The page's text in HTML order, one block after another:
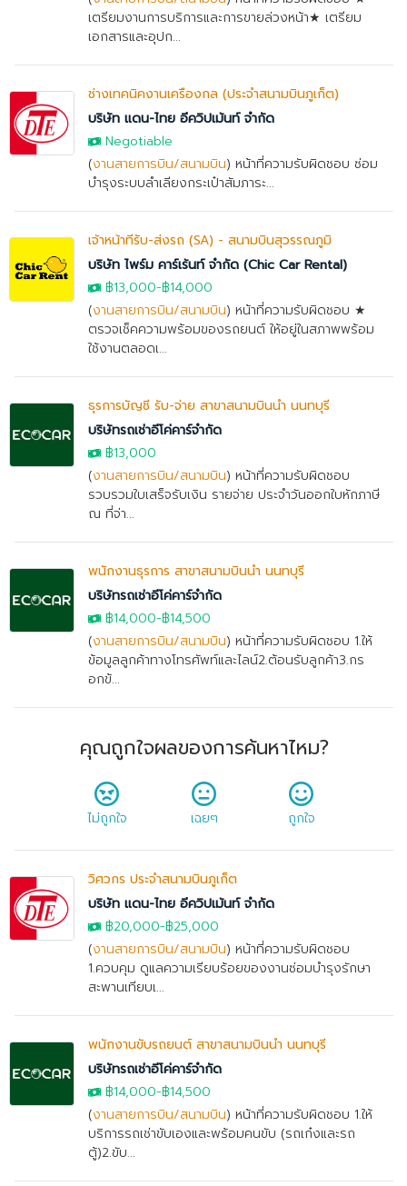
เตรียมงานการบริการและการขายล่วงหน้า★ เตรียม
เอกสารและอุปก...
ช่างเทคนิคงานเครื่องกล (ประจำสนามบินภูเก็ต)
บริษัท แดน-ไทย อีควิปเม้นท์ จำกัด
Negotiable
(งานสายการบิน/สนามบิน) หน้าที่ความรับผิดชอบ ซ่อม
บำรุงระบบลำเลียงกระเป๋าสัมภาระ...
เจ้าหน้าที่รับ-ส่งรถ (SA) - สนามบินสุวรรณภูมิ
บริษัท ไพร์ม คาร์เร้นท์ จำกัด (Chic Car Rental)
฿13,000-฿14,000
(งานสายการบิน/สนามบิน) หน้าที่ความรับผิดชอบ ★
ตรวจเช็คความพร้อมของรถยนต์ ให้อยู่ในสภาพพร้อม
ใช้งานตลอดเ...
ธุรการบัญชี รับ-จ่าย สาขาสนามบินน้ำ นนทบุรี
บริษัทรถเช่าอีโค่คาร์จำกัด
฿13,000
(งานสายการบิน/สนามบิน) หน้าที่ความรับผิดชอบ
รวบรวมใบเสร็จรับเงิน รายจ่าย ประจำวันออกใบหักภาษี
ณ ที่จ่า...
พนักงานธุรการ สาขาสนามบินน้ำ นนทบุรี
บริษัทรถเช่าอีโค่คาร์จำกัด
฿14,000-฿14,500
(งานสายการบิน/สนามบิน) หน้าที่ความรับผิดชอบ 1.ให้
ข้อมูลลูกค้าทางโทรศัพท์และไลน์2.ต้อนรับลูกค้า3.กร
อกข้...
คุณถูกใจผลของการค้นหาไหม?
ไม่ถูกใจ เฉยๆ ถูกใจ
วิศวกร ประจำสนามบินภูเก็ต
บริษัท แดน-ไทย อีควิปเม้นท์ จำกัด
฿20,000-฿25,000
(งานสายการบิน/สนามบิน) หน้าที่ความรับผิดชอบ
1.ควบคุม ดูแลความเรียบร้อยของงานซ่อมบำรุงรักษา
สะพานเทียบเ...
พนักงานขับรถยนต์ สาขาสนามบินน้ำ นนทบุรี
บริษัทรถเช่าอีโค่คาร์จำกัด
฿14,000-฿14,500
(งานสายการบิน/สนามบิน) หน้าที่ความรับผิดชอบ 1.ให้
บริการรถเช่าขับเองและพร้อมคนขับ (รถเก๋งและรถ
ตู้)2.ขับ...